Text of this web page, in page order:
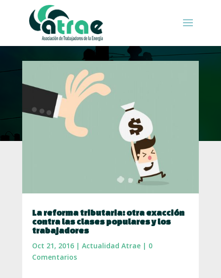
La reforma tributaria: otra exacción
contra las clases populares y los
trabajadores
Oct 21, 2016| Actualidad Atrae| 0
Comentarios